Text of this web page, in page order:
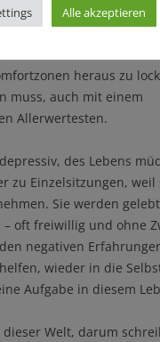
nimmt und in einer
Art und Weise versucht,
heraus zu
muss, auch mit einem
Allerwertesten.
des Lebens
zu Einzelsitzungen,
Sie werden
oft freiwillig und ohne
negativen
wieder in die
Aufgabe in diesem
Welt, darum
Alle akzeptieren